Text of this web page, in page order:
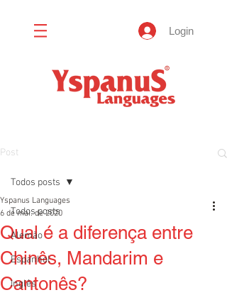
Login
Post
Todos posts
Alemão
Espanhol
Inglês
Todos posts
Qual é a diferença entre
Chinês, Mandarim e
Cantonês?
Yspanus Languages
6 de mai. de 2020